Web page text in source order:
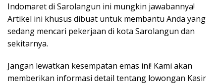
Indomaret di Sarolangun ini mungkin jawabannya!
Artikel ini khusus dibuat untuk membantu Anda yang
sedang mencari pekerjaan di kota Sarolangun dan
sekitarnya.
Jangan lewatkan kesempatan emas ini! Kami akan
memberikan informasi detail tentang lowongan Kasir